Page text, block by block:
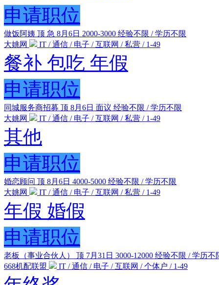
申请职位
做饭阿姨 顶 急 8月6日 2000-3000 经验不限 / 学历不限
大姚网
IT / 通信 / 电子 / 互联网 / 私营 / 1-49
餐补 包吃 年假
申请职位
同城服务商招募 顶 8月6日 面议 经验不限 / 学历不限
大姚网
IT / 通信 / 电子 / 互联网 / 私营 / 1-49
其他
申请职位
婚恋顾问 顶 8月6日 4000-5000 经验不限 / 学历不限
大姚网
IT / 通信 / 电子 / 互联网 / 私营 / 1-49
年假 婚假
申请职位
老板（事业合伙人） 顶 7月31日 3000-12000 经验不限 / 学历不
668机配联盟
IT / 通信 / 电子 / 互联网 / 个体户 / 1-49